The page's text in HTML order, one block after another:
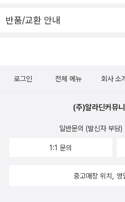
반품/교환 안내
로그인 전체 메뉴 회사 소
(주)알라딘커뮤
일반문의 (발신자 부담)
1:1 문의
중고매장 위치, 영